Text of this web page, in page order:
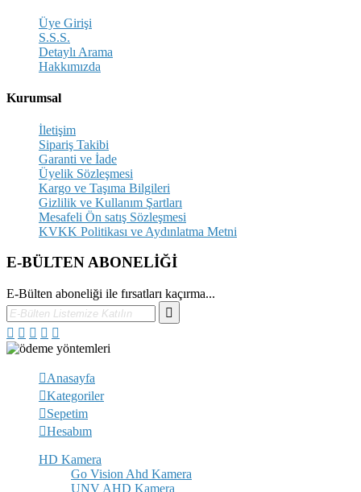
Üye Girişi
S.S.S.
Detaylı Arama
Hakkımızda
Kurumsal
İletişim
Sipariş Takibi
Garanti ve İade
Üyelik Sözleşmesi
Kargo ve Taşıma Bilgileri
Gizlilik ve Kullanım Şartları
Mesafeli Ön satış Sözleşmesi
KVKK Politikası ve Aydınlatma Metni
E-BÜLTEN ABONELİĞİ
E-Bülten aboneliği ile fırsatları kaçırma...
Anasayfa
Kategoriler
Sepetim
Hesabım
HD Kamera
Go Vision Ahd Kamera
UNV AHD Kamera